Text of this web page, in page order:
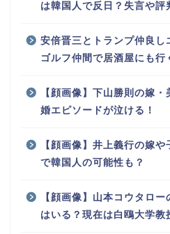
は韓国人で反日？失言や評
安倍晋三とトランプ仲良し
ゴルフ仲間で居酒屋にも行
【顔画像】下山勝則の嫁
婚エピソードが泣ける！
【顔画像】井上義行の嫁
で韓国人の可能性も？
【顔画像】山本コウタロ
はいる？現在は白鴎大学教